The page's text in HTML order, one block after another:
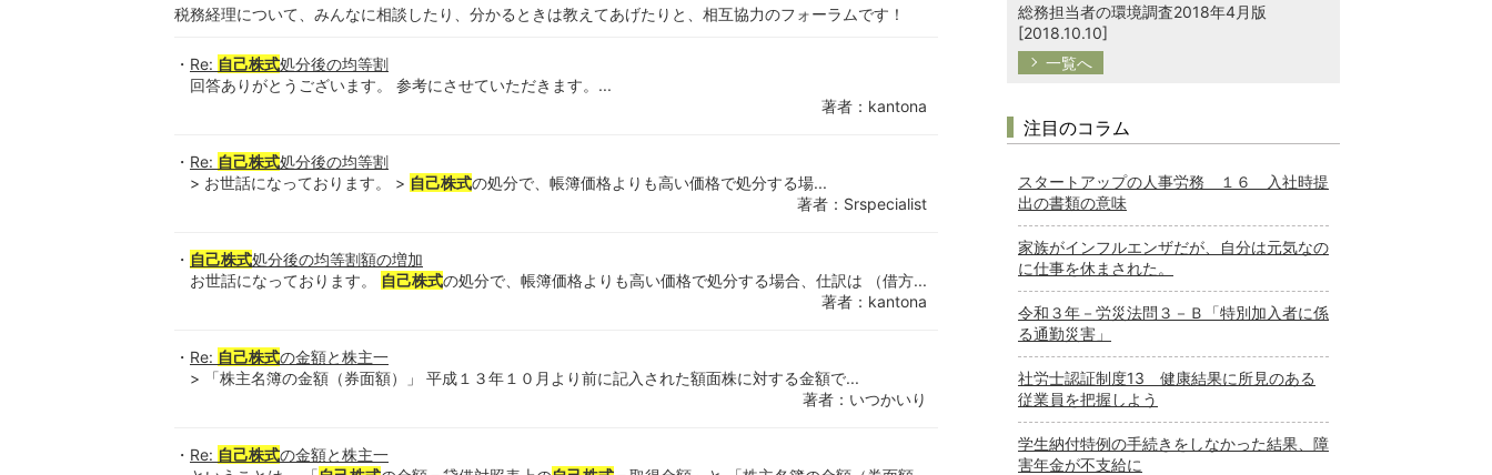
税務経理について、みんなに相談したり、分かるときは教えてあげたりと、相互協力のフォーラムです！
Re: 自己株式処分後の均等割
回答ありがとうございます。 参考にさせていただきます。...
著者：kantona
Re: 自己株式処分後の均等割
> お世話になっております。 > 自己株式の処分で、帳簿価格よりも高い価格で処分する場...
著者：Srspecialist
自己株式処分後の均等割額の増加
お世話になっております。
自己株式の処分で、帳簿価格よりも高い価格で処分する場合、仕訳は （借方...
著者：kantona
Re: 自己株式の金額と株主一
> 「株主名簿の金額（券面額）」 平成１３年１０月より前に記入された額面株に対する金額で...
著者：いつかいり
Re: 自己株式の金額と株主一
総務担当者の環境調査2018年4月版
[2018.10.10]
一覧へ
注目のコラム
スタートアップの人事労務 １６ 入社時提
出の書類の意味
家族がインフルエンザだが、自分は元気なの
に仕事を休まされた。
令和３年－労災法問３－Ｂ「特別加入者に係
る通勤災害」
社労士認証制度13 健康結果に所見のある
従業員を把握しよう
学生納付特例の手続きをしなかった結果、障
害年金が不支給に